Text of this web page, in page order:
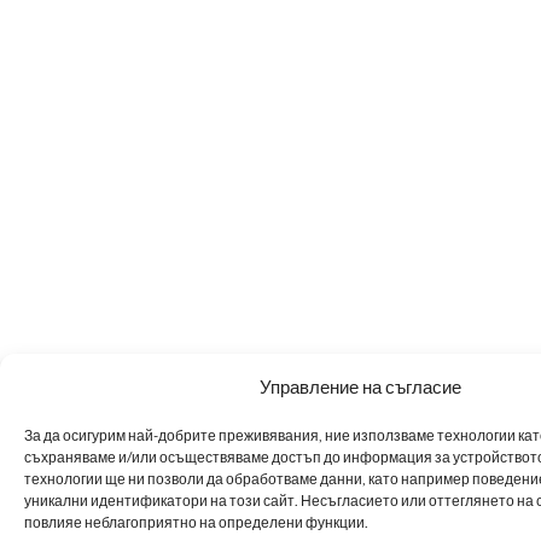
Управление на съгласие
За да осигурим най-добрите преживявания, ние използваме технологии
съхраняваме и/или осъществяваме достъп до информация за
технологии ще ни позволи да обработваме данни, като например
уникални идентификатори на този сайт. Несъгласието или оттеглянето на
повлияе неблагоприятно на определени функции.